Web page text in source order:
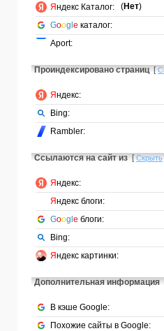
Яндекс Каталог: (Нет)
Google каталог:
Aport:
Проиндексировано страниц [
Яндекс:
Bing:
Rambler:
Ссылаются на сайт из [Скрыть
Яндекс:
Яндекс блоги:
Google блоги:
Bing:
Яндекс картинки:
Дополнительная информация
В кэше Google:
Похожие сайты в Google: